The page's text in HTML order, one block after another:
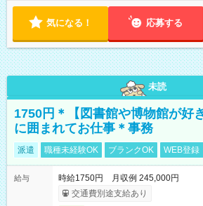
気になる！ 応募する
未読
1750円＊【図書館や博物館が好
に囲まれてお仕事＊事務
派遣 職種未経験OK ブランクOK WEB登録
給与
時給1750円 月収例 245,000円
交通費別途支給あり